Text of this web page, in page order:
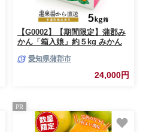
【G0002】【期間限定】蒲郡み
かん「箱入娘」約５kg みかん
生みかん 宮川早生 箱入娘 てん
ば娘 青島 せとか はるみ デコポ
ン 樹熟デコポン 化粧箱 中晩柑
味しい ジューシー お歳暮 お中
元 果汁たっぷり さわやか お手
愛知県蒲郡市
24,000円
PR